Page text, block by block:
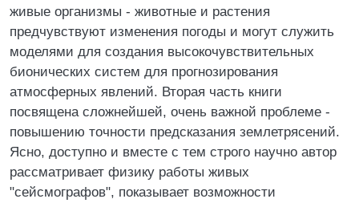
живые организмы - животные и растения
предчувствуют изменения погоды и могут служить
моделями для создания высокочувствительных
бионических систем для прогнозирования
атмосферных явлений. Вторая часть книги
посвящена сложнейшей, очень важной проблеме -
повышению точности предсказания землетрясений.
Ясно, доступно и вместе с тем строго научно автор
рассматривает физику работы живых
"сейсмографов", показывает возможности